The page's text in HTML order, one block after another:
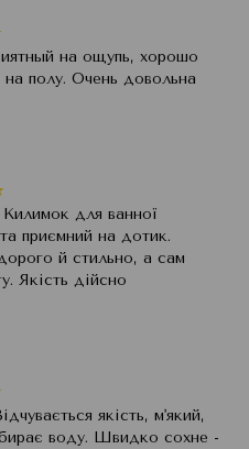
на ощупь, хорошо
на полу. Очень довольна
для ванної
приємний на дотик.
й стильно, а сам
Якість дійсно
якість, м'який,
воду. Швидко сохне -